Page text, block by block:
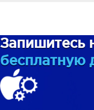
Запишитесь
бесплатную